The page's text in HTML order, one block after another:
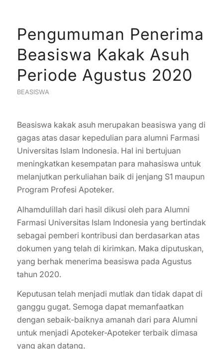
Pengumuman Penerima
Beasiswa Kakak Asuh
Periode Agustus 2020
BEASISWA
Beasiswa kakak asuh merupakan beasiswa yang di
gagas atas dasar kepedulian para alumni Farmasi
Universitas Islam Indonesia. Hal ini bertujuan
meningkatkan kesempatan para mahasiswa untuk
melanjutkan perkuliahan baik di jenjang S1 maupun
Program Profesi Apoteker.
Alhamdulillah dari hasil dikusi oleh para Alumni
Farmasi Universitas Islam Indonesia yang bertindak
sebagai pemberi kontribusi dan berdasarkan atas
dokumen yang telah di kirimkan. Maka diputuskan,
yang berhak menerima beasiswa pada Agustus
tahun 2020.
Keputusan telah menjadi mutlak dan tidak dapat di
ganggu gugat. Semoga dapat memanfaatkan
dengan sebaik-baiknya amanah dari para Alumni
untuk menjadi Apoteker-Apoteker terbaik dimasa
yang akan datang.